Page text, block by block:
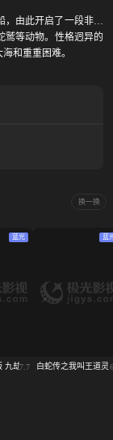
由此开启了一段非凡
鹫等动物。性格迥异的
和重重困难。
换一换
蓝光
九劫焚天
7.7
蓝
白蛇传之我叫王道灵